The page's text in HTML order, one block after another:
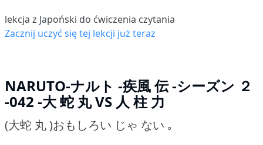
lekcja z Japoński do ćwiczenia czytania
Zacznij uczyć się tej lekcji już teraz
NARUTO-ナルト -疾風 伝 -シーズン ２
-042 -大 蛇 丸 VS 人 柱 力
(大蛇 丸 )おもしろい じゃ ない ｡